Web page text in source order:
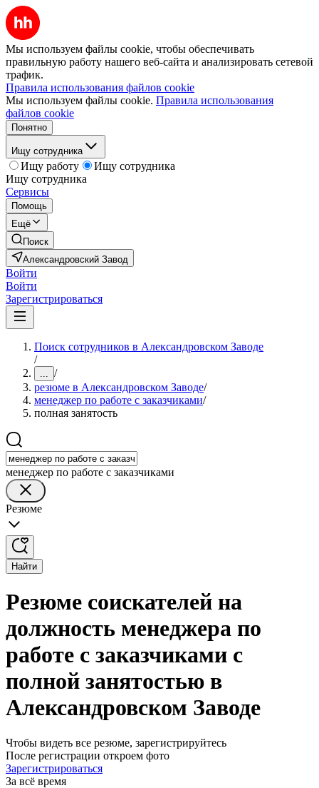
Мы используем файлы cookie, чтобы обеспечивать
правильную работу нашего веб-сайта и анализировать сетевой
трафик.
Правила использования файлов cookie
Мы используем файлы cookie. Правила использования
файлов cookie
Понятно
Ищу сотрудника
Ищу работу
Ищу сотрудника
Ищу сотрудника
Сервисы
Помощь
Ещё
Поиск
Александровский Завод
Войти
Войти
Зарегистрироваться
Поиск сотрудников в Александровском Заводе
/
... /
резюме в Александровском Заводе/
менеджер по работе с заказчиками/
полная занятость
менеджер по работе с заказчиками
Резюме
Найти
Резюме соискателей на
должность менеджера по
работе с заказчиками с
полной занятостью в
Александровском Заводе
Чтобы видеть все резюме, зарегистрируйтесь
После регистрации откроем фото
Зарегистрироваться
За всё время